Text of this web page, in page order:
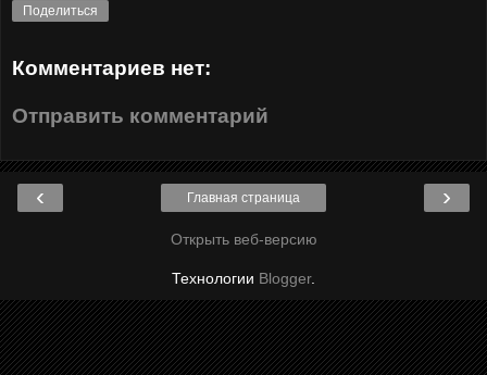
Поделиться
Комментариев нет:
Отправить комментарий
‹ ›
Главная страница
Открыть веб-версию
Технологии Blogger.